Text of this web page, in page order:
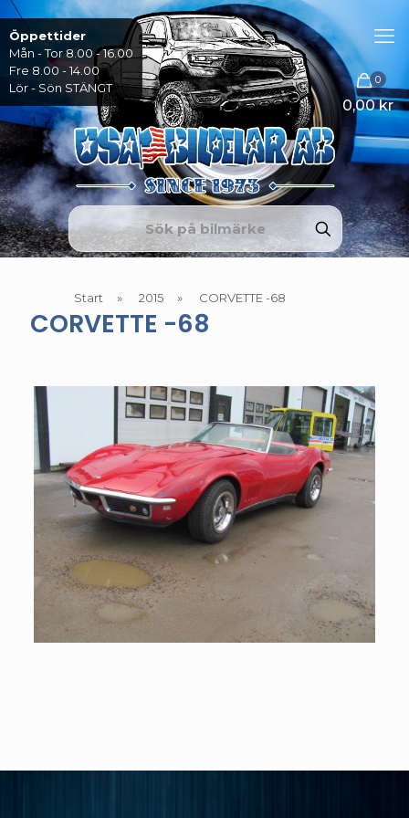
0
0,00 kr
Öppettider
Mån - Tor 8.00 - 16.00
Fre 8.00 - 14.00
Lör - Sön STÄNGT
Start » 2015 » CORVETTE -68
CORVETTE -68